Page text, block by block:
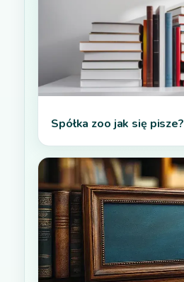
Spółka zoo jak się pisze?